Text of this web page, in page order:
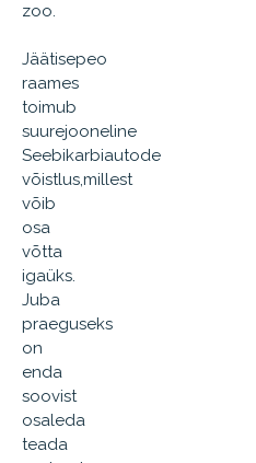
zoo.
Jäätisepeo
raames
toimub
suurejooneline
Seebikarbiautode
võistlus,millest
võib
osa
võtta
igaüks.
Juba
praeguseks
on
enda
soovist
osaleda
teada